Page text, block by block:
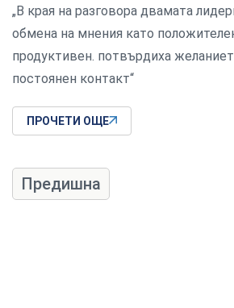
„В края на разговора двамата
обмена на мнения като
продуктивен. потвърдиха
постоянен контакт“
ПРОЧЕТИ ОЩЕ
Предишна